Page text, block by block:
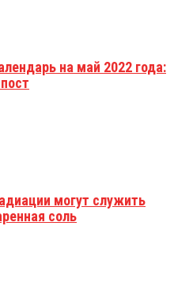
на май 2022 года:
могут служить
соль